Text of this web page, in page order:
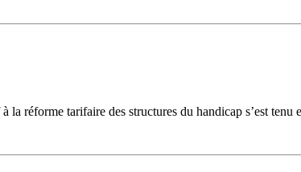
réforme tarifaire des structures du handicap s’est tenu